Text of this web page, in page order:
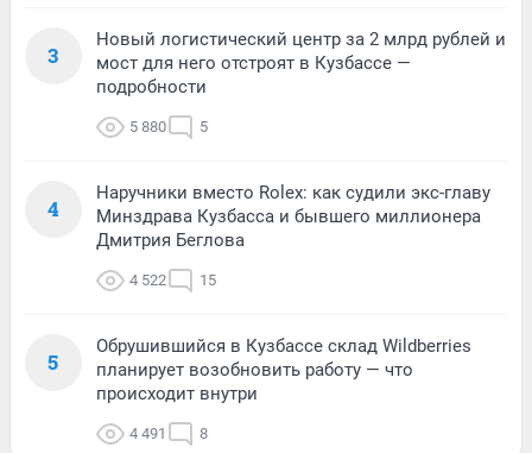
3
Новый логистический центр за 2 млрд рублей и
мост для него отстроят в Кузбассе —
подробности
5 880 5
4
Наручники вместо Rolex: как судили экс-главу
Минздрава Кузбасса и бывшего миллионера
Дмитрия Беглова
4 522 15
5
Обрушившийся в Кузбассе склад Wildberries
планирует возобновить работу — что
происходит внутри
4 491 8